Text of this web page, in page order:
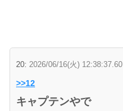
20: 2026/06/16(火)
>>12
キャプテンやで